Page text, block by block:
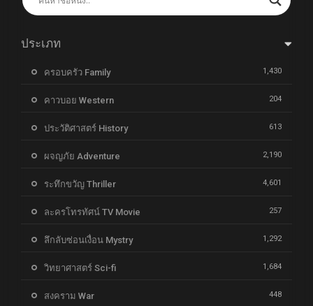
ประเภท
ครอบครัว Family 1,430
คาวบอย Western 204
ประวัติศาสตร์ History 613
ผจญภัย Adventure 2,190
ระทึกขวัญ Thriller 4,601
ละครโทรทัศน์ TV Movie 257
ลึกลับซ่อนเงื่อน Mystry 1,292
วิทยาศาสตร์ Sci-fi 1,684
สงคราม War 448